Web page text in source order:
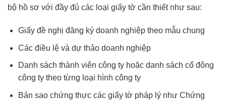
bộ hồ sơ với đầy đủ các loại giấy tờ cần thiết như sau:
Giấy đề nghị đăng ký doanh nghiệp theo mẫu chung
Các điều lệ và dự thảo doanh nghiệp
Danh sách thành viên công ty hoặc danh sách cổ đông
công ty theo từng loại hình công ty
Bản sao chứng thực các giấy tờ pháp lý như Chứng